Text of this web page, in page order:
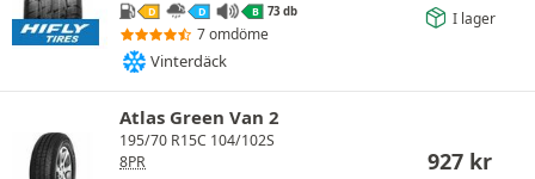
D D B 73 db
7 omdöme
Vinterdäck
I lager
Atlas Green Van 2
195/70 R15C 104/102S
8PR
927 kr